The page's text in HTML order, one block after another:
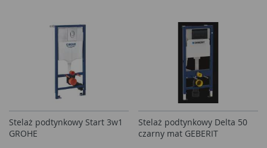
Stelaż podtynkowy Start 3w1
GROHE
Stelaż podtynkowy Delta 50
czarny mat GEBERIT